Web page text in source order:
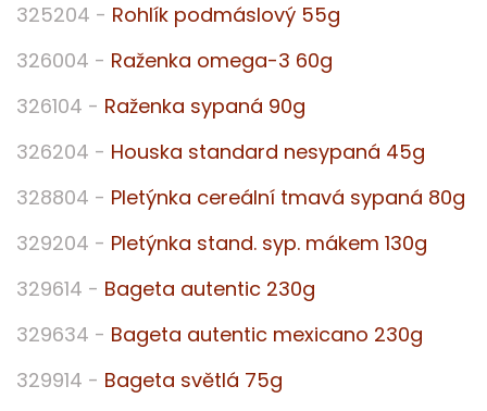
325204 - Rohlík podmáslový 55g
326004 - Raženka omega-3 60g
326104 - Raženka sypaná 90g
326204 - Houska standard nesypaná 45g
328804 - Pletýnka cereální tmavá sypaná 80g
329204 - Pletýnka stand. syp. mákem 130g
329614 - Bageta autentic 230g
329634 - Bageta autentic mexicano 230g
329914 - Bageta světlá 75g